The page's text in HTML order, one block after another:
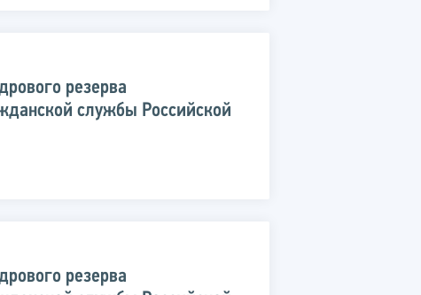
резерва
службы Российской
резерва